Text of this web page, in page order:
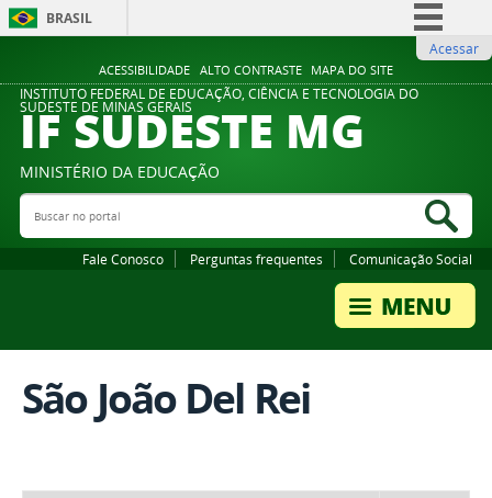
ACESSIBILIDADE ALTO CONTRASTE MAPA DO SITE
BRASIL
Comunica BR
Participe
Legislação
Acessar
INSTITUTO FEDERAL DE EDUCAÇÃO, CIÊNCIA E TECNOLOGIA DO
SUDESTE DE MINAS GERAIS
IF SUDESTE MG
MINISTÉRIO DA EDUCAÇÃO
Buscar no portal
Fale Conosco Perguntas frequentes Comunicação Social
São João Del Rei